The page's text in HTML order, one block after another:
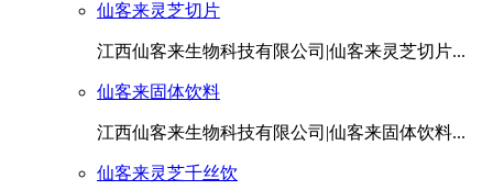
仙客来灵芝切片
江西仙客来生物科技有限公司|仙客来灵芝切片...
仙客来固体饮料
江西仙客来生物科技有限公司|仙客来固体饮料...
仙客来灵芝千丝饮